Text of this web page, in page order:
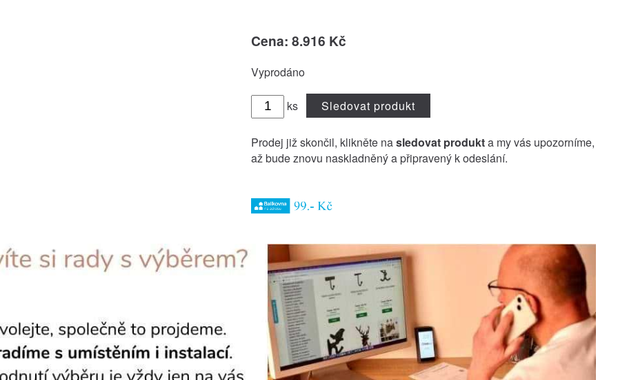
Cena: 8.916 Kč
Vyprodáno
ks Sledovat produkt
Prodej již skončil, klikněte nasledovat produkta my vás upozorníme,
až bude znovu naskladněný a připravený k odeslání.